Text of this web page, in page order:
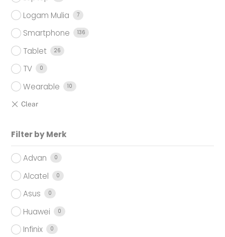
Logam Mulia 7
Smartphone 136
Tablet 26
TV 0
Wearable 10
Filter by Merk
Advan 0
Alcatel 0
Asus 0
Huawei 0
Infinix 0